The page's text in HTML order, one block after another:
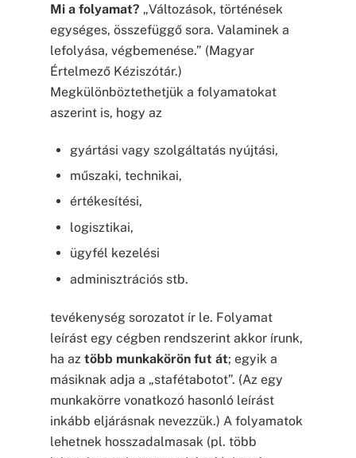
Mi a folyamat? „Változások, történések
egységes, összefüggő sora. Valaminek a
lefolyása, végbemenése.” (Magyar
Értelmező Kéziszótár.)
Megkülönböztethetjük a folyamatokat
aszerint is, hogy az
gyártási vagy szolgáltatás nyújtási,
műszaki, technikai,
értékesítési,
logisztikai,
ügyfél kezelési
adminisztrációs stb.
tevékenység sorozatot ír le. Folyamat
leírást egy cégben rendszerint akkor írunk,
ha az több munkakörön fut át; egyik a
másiknak adja a „stafétabotot”. (Az egy
munkakörre vonatkozó hasonló leírást
inkább eljárásnak nevezzük.) A folyamatok
lehetnek hosszadalmasak (pl. több